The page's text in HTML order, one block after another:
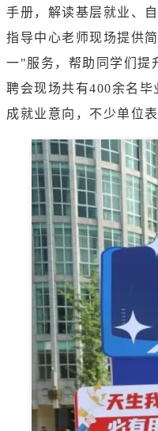
手册，解读基层就业、
指导中心老师现场提供
一"服务，帮助同学们提
聘会现场共有400余名
成就业意向，不少单位